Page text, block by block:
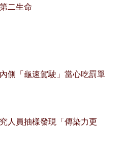
二生命
側「龜速駕駛」當心吃罰單
人員抽樣發現「傳染力更